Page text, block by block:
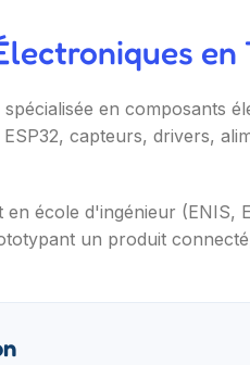
en composants
capteurs, drivers,
en école d'ingénieur
un produit